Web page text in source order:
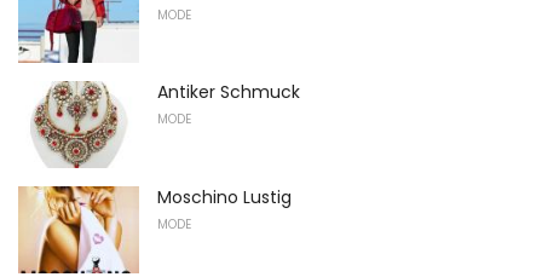
MODE
Antiker Schmuck
MODE
Moschino Lustig
MODE